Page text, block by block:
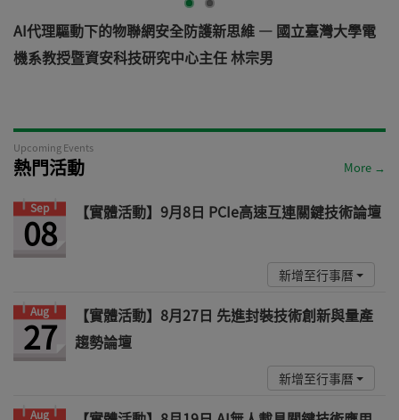
AI代理驅動下的物聯網安全防護新思維 — 國立臺灣大學電
機系教授暨資安科技研究中心主任 林宗男
Upcoming Events
熱門活動 More →
Sep
08 【實體活動】9月8日 PCIe高速互連關鍵技術論壇
新增至行事曆
Aug
27
【實體活動】8月27日 先進封裝技術創新與量產
趨勢論壇
新增至行事曆
Aug